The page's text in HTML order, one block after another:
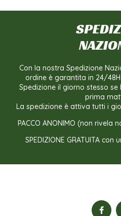
Con la nostra Spedizione
ordine è garantita in 24/
Spedizione il giorno stesso
prima
La spedizione è attiva tutti i
PACCO ANONIMO (non rivela
SPEDIZIONE GRATUITA